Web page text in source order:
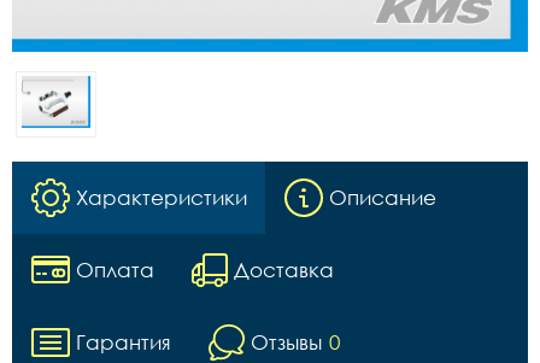
Характеристики Описание
Оплата Доставка
Гарантия Отзывы 0